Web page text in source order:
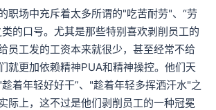
职场中充斥着太多所谓的"吃苦耐劳"、“劳
的口号。尤其是那些特别喜欢剥削员工的
员工发的工资本来就很少，甚至经常不给
就更加依赖精神PUA和精神操控。他们天
着年轻好好干”、"趁着年轻多挥洒汗水"之
际上，这不过是他们剥削员工的一种冠冕